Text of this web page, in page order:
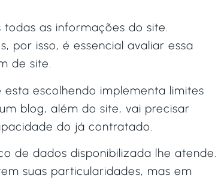
as informações do site.
por isso, é essencial avaliar essa
de site.
escolhendo implementa limites
blog, além do site, vai precisar
do já contratado.
de dados disponibilizada lhe atende.
suas particularidades, mas em